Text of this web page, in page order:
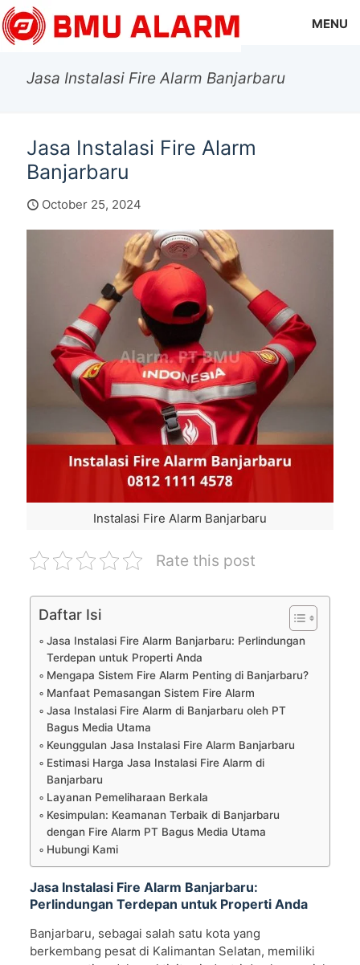
MENU
Jasa Instalasi Fire Alarm Banjarbaru
Jasa Instalasi Fire Alarm
Banjarbaru
October 25, 2024
Instalasi Fire Alarm Banjarbaru
Rate this post
Daftar Isi
Jasa Instalasi Fire Alarm Banjarbaru: Perlindungan
Terdepan untuk Properti Anda
Mengapa Sistem Fire Alarm Penting di Banjarbaru?
Manfaat Pemasangan Sistem Fire Alarm
Jasa Instalasi Fire Alarm di Banjarbaru oleh PT
Bagus Media Utama
Keunggulan Jasa Instalasi Fire Alarm Banjarbaru
Estimasi Harga Jasa Instalasi Fire Alarm di
Banjarbaru
Layanan Pemeliharaan Berkala
Kesimpulan: Keamanan Terbaik di Banjarbaru
dengan Fire Alarm PT Bagus Media Utama
Hubungi Kami
Jasa Instalasi Fire Alarm Banjarbaru:
Perlindungan Terdepan untuk Properti Anda
Banjarbaru, sebagai salah satu kota yang
berkembang pesat di Kalimantan Selatan, memiliki